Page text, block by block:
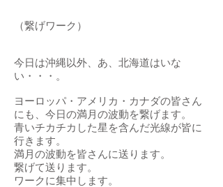
（繋げワーク）
今日は沖縄以外、あ、北海道はいな
い・・・。
ヨーロッパ・アメリカ・カナダの皆さん
にも、今日の満月の波動を繋げます。
青いチカチカした星を含んだ光線が皆に
行きます。
満月の波動を皆さんに送ります。
繋げて送ります。
ワークに集中します。